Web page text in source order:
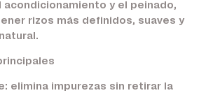
acondicionamiento y el peinado,
rizos más definidos, suaves y
elimina impurezas sin retirar la